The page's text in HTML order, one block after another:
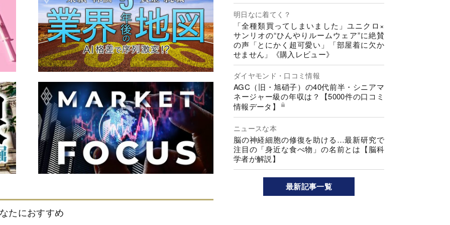
たにおすすめ
明日なに着てく？
「全種類買ってしまいました」ユニクロ×
サンリオの“ひんやりルームウェア”に絶賛
の声「とにかく超可愛い」「部屋着に欠か
せません」《購入レビュー》
ダイヤモンド・口コミ情報
AGC（旧・旭硝子）の40代前半・シニアマ
ネージャー級の年収は？【5000件の口コミ
情報データ】
ニュースな本
脳の神経細胞の修復を助ける…最新研究で
注目の「身近な食べ物」の名前とは【脳科
学者が解説】
最新記事一覧